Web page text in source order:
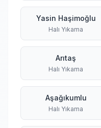
Yasin Haşimoğlu
Halı Yıkama
Arıtaş
Halı Yıkama
Aşağıkumlu
Halı Yıkama